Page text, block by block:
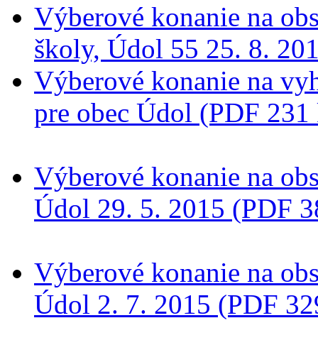
Výberové konanie na
školy, Údol 55 25. 8.
Výberové konanie na
pre obec Údol (PDF
Výberové konanie na
Údol 29. 5. 2015 (PDF
Výberové konanie na
Údol 2. 7. 2015 (PDF